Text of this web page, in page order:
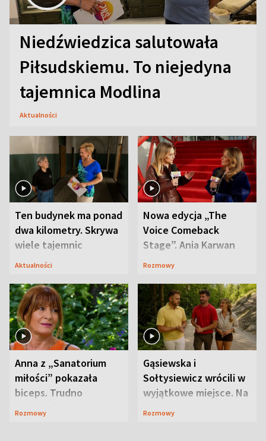
Niedźwiedzica salutowała
Piłsudskiemu. To niejedyna
tajemnica Modlina
Aktualności
Ten budynek ma ponad
dwa kilometry. Skrywa
wiele tajemnic
Aktualności
Nowa edycja „The
Voice Comeback
Stage”. Ania Karwan
zapowiada
Rozmowy
Anna z „Sanatorium
miłości” pokazała
biceps. Trudno
uwierzyć, co przeszła
Rozmowy
Gąsiewska i
Sołtysiewicz wrócili w
wyjątkowe miejsce. Na
szlaku czekał
Rozmowy